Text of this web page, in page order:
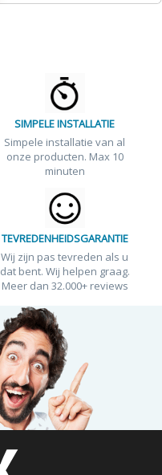
SIMPELE INSTALLATIE
Simpele installatie van al
onze producten. Max 10
minuten
TEVREDENHEIDSGARANTIE
Wij zijn pas tevreden als u
dat bent. Wij helpen graag.
Meer dan 32.000+ reviews